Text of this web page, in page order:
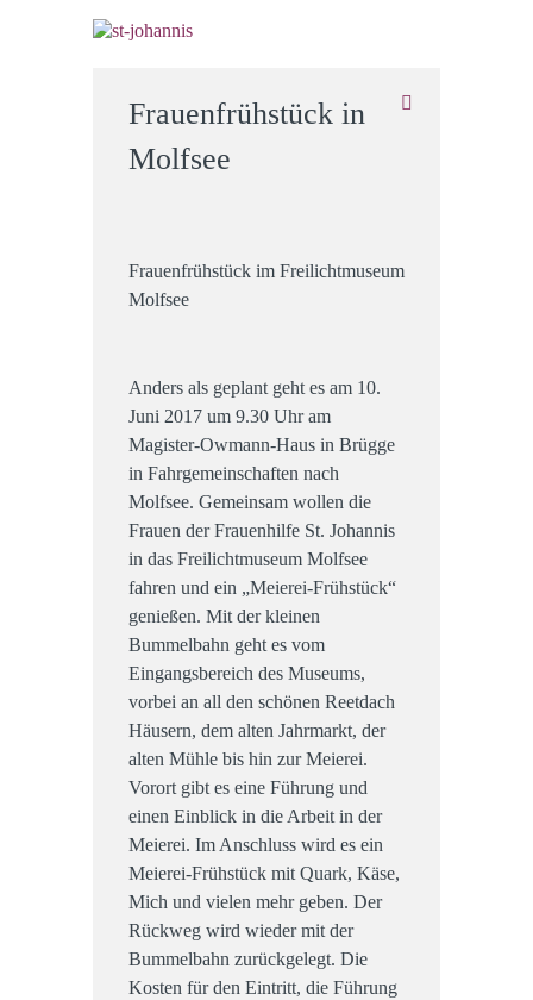
Frauenfrühstück in
Molfsee
Frauenfrühstück im Freilichtmuseum
Molfsee
Anders als geplant geht es am 10.
Juni 2017 um 9.30 Uhr am
Magister-Owmann-Haus in Brügge
in Fahrgemeinschaften nach
Molfsee. Gemeinsam wollen die
Frauen der Frauenhilfe St. Johannis
in das Freilichtmuseum Molfsee
fahren und ein „Meierei-Frühstück“
genießen. Mit der kleinen
Bummelbahn geht es vom
Eingangsbereich des Museums,
vorbei an all den schönen Reetdach
Häusern, dem alten Jahrmarkt, der
alten Mühle bis hin zur Meierei.
Vorort gibt es eine Führung und
einen Einblick in die Arbeit in der
Meierei. Im Anschluss wird es ein
Meierei-Frühstück mit Quark, Käse,
Mich und vielen mehr geben. Der
Rückweg wird wieder mit der
Bummelbahn zurückgelegt. Die
Kosten für den Eintritt, die Führung